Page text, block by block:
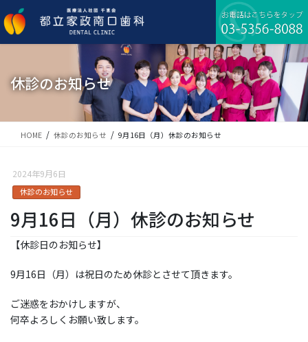
ン
テ
ビ
ゲ
移
休診のお知らせ
HOME 休診のお知らせ 9月16日（月）休診のお知らせ
2024年9月6日
休診のお知らせ
9月16日（月）休診のお知らせ
【休診日のお知らせ】
9月16日（月）は祝日のため休診とさせて頂きます。
ご迷惑をおかけしますが、
何卒よろしくお願い致します。